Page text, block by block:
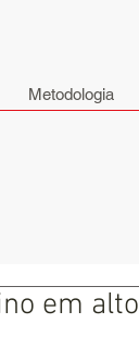
Metodologia
em alto